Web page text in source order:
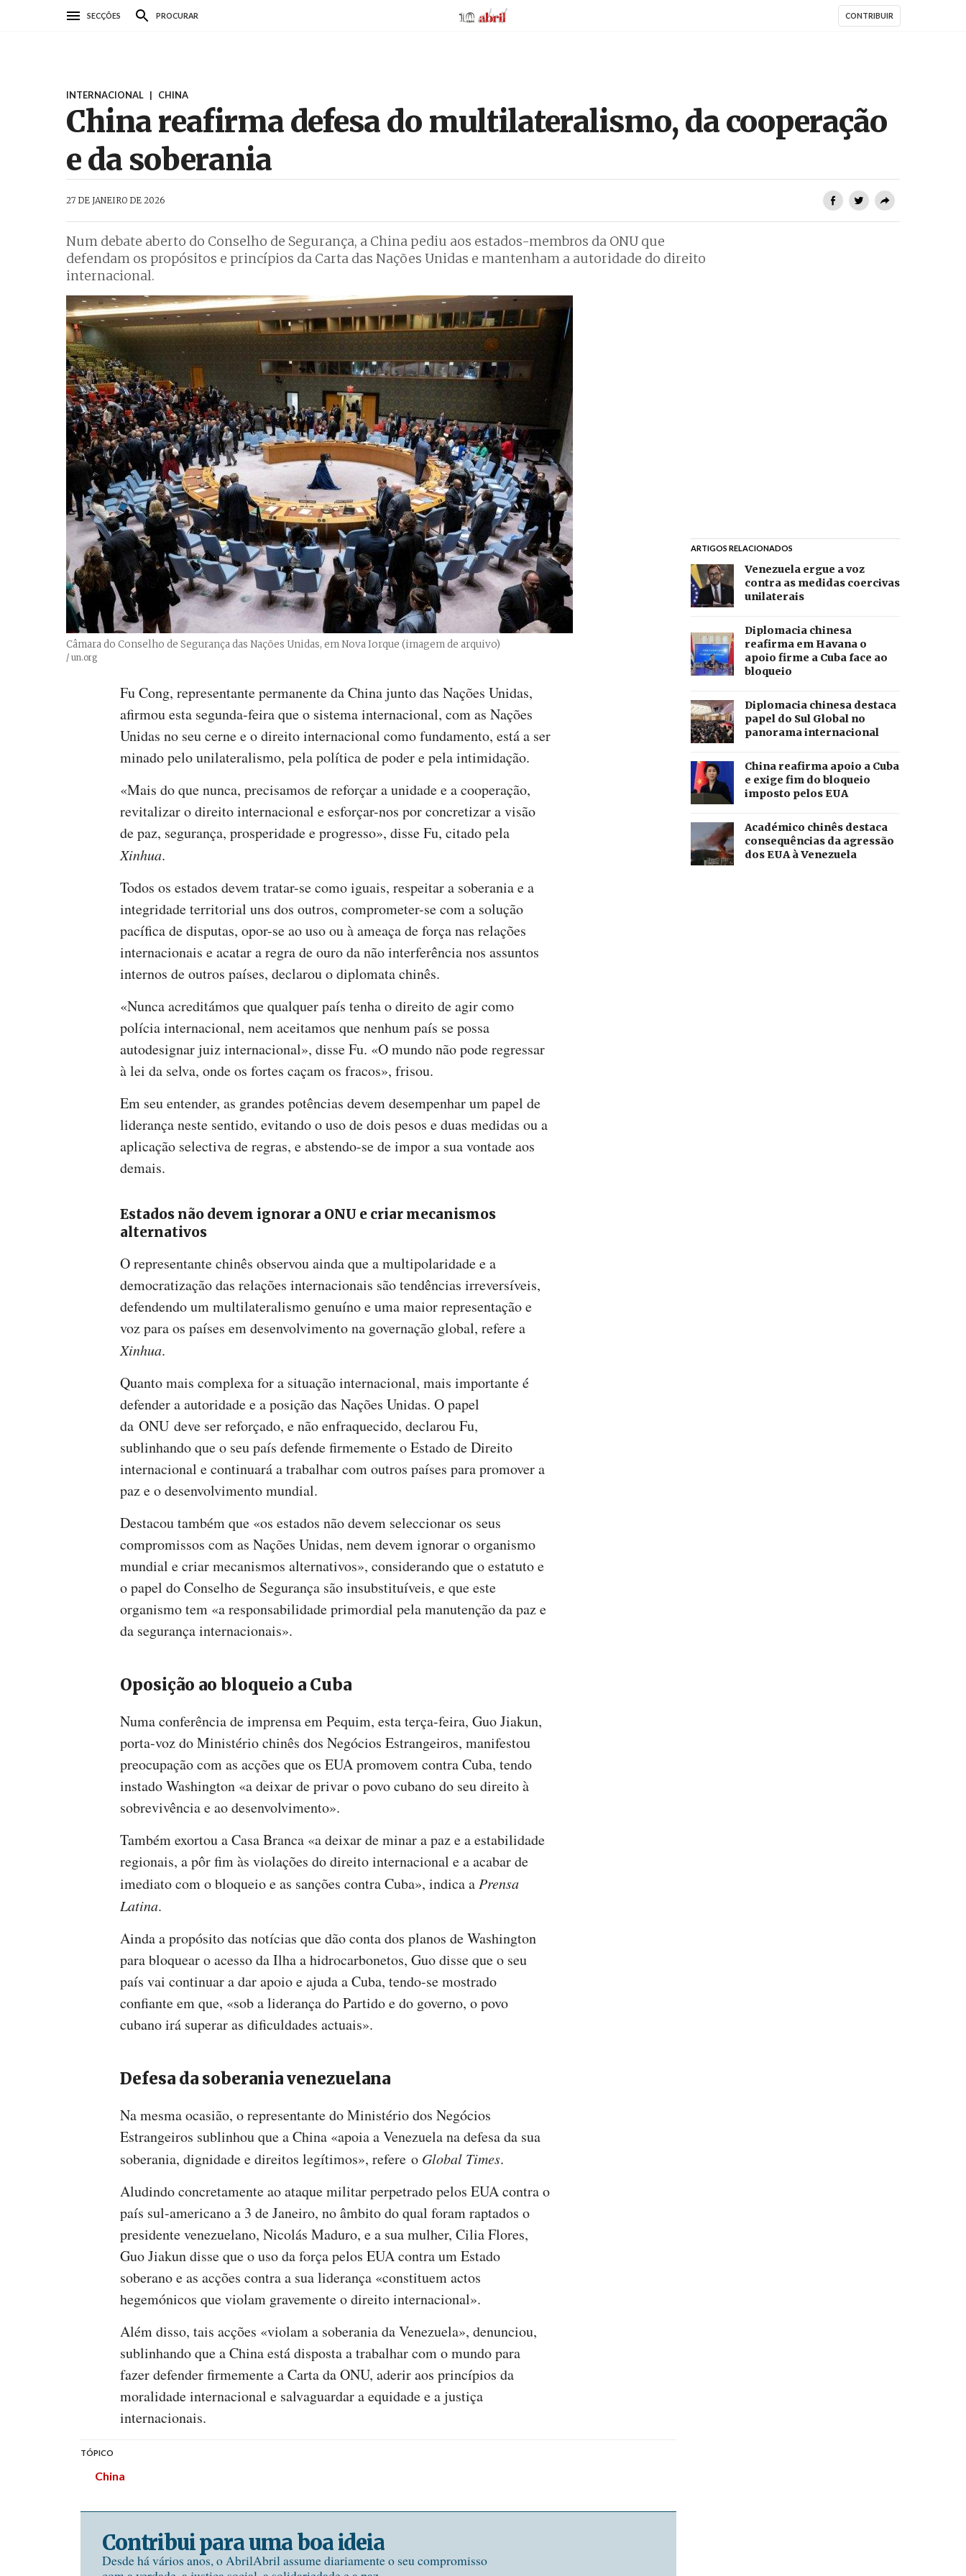
SECÇÕES PROCURAR AbrilAbril CONTRIBUIR
INTERNACIONAL | CHINA
China reafirma defesa do multilateralismo, da cooperação
e da soberania
27 DE JANEIRO DE 2026
Num debate aberto do Conselho de Segurança, a China pediu aos estados-membros da ONU que
defendam os propósitos e princípios da Carta das Nações Unidas e mantenham a autoridade do direito
internacional.
Câmara do Conselho de Segurança das Nações Unidas, em Nova Iorque (imagem de arquivo)
Créditos
/ un.org
Fu Cong, representante permanente da China junto das Nações Unidas,
afirmou esta segunda-feira que o sistema internacional, com as Nações
Unidas no seu cerne e o direito internacional como fundamento, está a ser
minado pelo unilateralismo, pela política de poder e pela intimidação.
«Mais do que nunca, precisamos de reforçar a unidade e a cooperação,
revitalizar o direito internacional e esforçar-nos por concretizar a visão
de paz, segurança, prosperidade e progresso», disse Fu, citado pela
Xinhua.
Todos os estados devem tratar-se como iguais, respeitar a soberania e a
integridade territorial uns dos outros, comprometer-se com a solução
pacífica de disputas, opor-se ao uso ou à ameaça de força nas relações
internacionais e acatar a regra de ouro da não interferência nos assuntos
internos de outros países, declarou o diplomata chinês.
«Nunca acreditámos que qualquer país tenha o direito de agir como
polícia internacional, nem aceitamos que nenhum país se possa
autodesignar juiz internacional», disse Fu. «O mundo não pode regressar
à lei da selva, onde os fortes caçam os fracos», frisou.
Em seu entender, as grandes potências devem desempenhar um papel de
liderança neste sentido, evitando o uso de dois pesos e duas medidas ou a
aplicação selectiva de regras, e abstendo-se de impor a sua vontade aos
demais.
Estados não devem ignorar a ONU e criar mecanismos
alternativos
O representante chinês observou ainda que a multipolaridade e a
democratização das relações internacionais são tendências irreversíveis,
defendendo um multilateralismo genuíno e uma maior representação e
voz para os países em desenvolvimento na governação global, refere a
Xinhua.
Quanto mais complexa for a situação internacional, mais importante é
defender a autoridade e a posição das Nações Unidas. O papel
da ONU deve ser reforçado, e não enfraquecido, declarou Fu,
sublinhando que o seu país defende firmemente o Estado de Direito
internacional e continuará a trabalhar com outros países para promover a
paz e o desenvolvimento mundial.
Destacou também que «os estados não devem seleccionar os seus
compromissos com as Nações Unidas, nem devem ignorar o organismo
mundial e criar mecanismos alternativos», considerando que o estatuto e
o papel do Conselho de Segurança são insubstituíveis, e que este
organismo tem «a responsabilidade primordial pela manutenção da paz e
da segurança internacionais».
Oposição ao bloqueio a Cuba
Numa conferência de imprensa em Pequim, esta terça-feira, Guo Jiakun,
porta-voz do Ministério chinês dos Negócios Estrangeiros, manifestou
preocupação com as acções que os EUA promovem contra Cuba, tendo
instado Washington «a deixar de privar o povo cubano do seu direito à
sobrevivência e ao desenvolvimento».
Também exortou a Casa Branca «a deixar de minar a paz e a estabilidade
regionais, a pôr fim às violações do direito internacional e a acabar de
imediato com o bloqueio e as sanções contra Cuba», indica aPrensa
Latina.
Ainda a propósito das notícias que dão conta dos planos de Washington
para bloquear o acesso da Ilha a hidrocarbonetos, Guo disse que o seu
país vai continuar a dar apoio e ajuda a Cuba, tendo-se mostrado
confiante em que, «sob a liderança do Partido e do governo, o povo
cubano irá superar as dificuldades actuais».
Defesa da soberania venezuelana
Na mesma ocasião, o representante do Ministério dos Negócios
Estrangeiros sublinhou que a China «apoia a Venezuela na defesa da sua
soberania, dignidade e direitos legítimos», refere o Global Times.
Aludindo concretamente ao ataque militar perpetrado pelos EUA contra o
país sul-americano a 3 de Janeiro, no âmbito do qual foram raptados o
presidente venezuelano, Nicolás Maduro, e a sua mulher, Cilia Flores,
Guo Jiakun disse que o uso da força pelos EUA contra um Estado
soberano e as acções contra a sua liderança «constituem actos
hegemónicos que violam gravemente o direito internacional».
Além disso, tais acções «violam a soberania da Venezuela», denunciou,
sublinhando que a China está disposta a trabalhar com o mundo para
fazer defender firmemente a Carta da ONU, aderir aos princípios da
moralidade internacional e salvaguardar a equidade e a justiça
internacionais.
TÓPICO
China
Contribui para uma boa ideia
Desde há vários anos, o AbrilAbril assume diariamente o seu compromisso
ARTIGOS RELACIONADOS
Venezuela ergue a voz
contra as medidas coercivas
unilaterais
Diplomacia chinesa
reafirma em Havana o
apoio firme a Cuba face ao
bloqueio
Diplomacia chinesa destaca
papel do Sul Global no
panorama internacional
China reafirma apoio a Cuba
e exige fim do bloqueio
imposto pelos EUA
Académico chinês destaca
consequências da agressão
dos EUA à Venezuela